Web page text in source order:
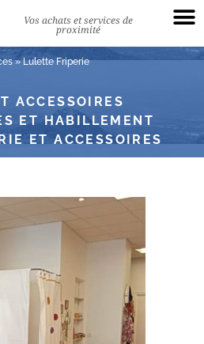
Vos achats et services de
proximité
»Lulette Friperie
ACCESSOIRES
ET HABILLEMENT
ET ACCESSOIRES